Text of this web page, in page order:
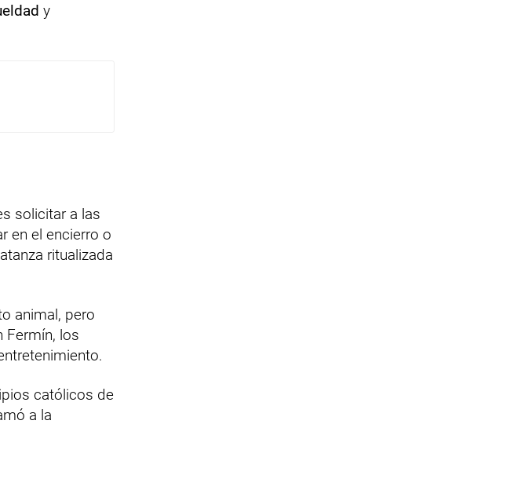
y
solicitar a las
en el encierro o
ritualizada
animal, pero
Fermín, los
católicos de
a la